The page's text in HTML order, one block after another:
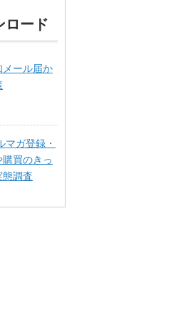
ロード
メール届か
マガ登録・
買のきっ
態調査